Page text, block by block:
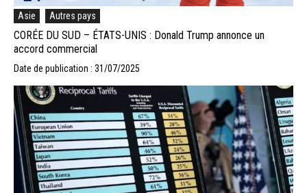
Asie Autres pays
CORÉE DU SUD – ÉTATS-UNIS : Donald Trump annonce un
accord commercial
Date de publication : 31/07/2025